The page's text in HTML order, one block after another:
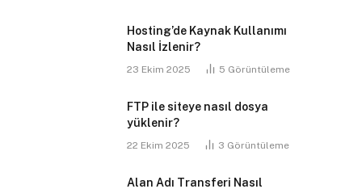
Hosting’de Kaynak Kullanımı
Nasıl İzlenir?
23 Ekim 2025 5 Görüntüleme
FTP ile siteye nasıl dosya
yüklenir?
22 Ekim 2025 3 Görüntüleme
Alan Adı Transferi Nasıl